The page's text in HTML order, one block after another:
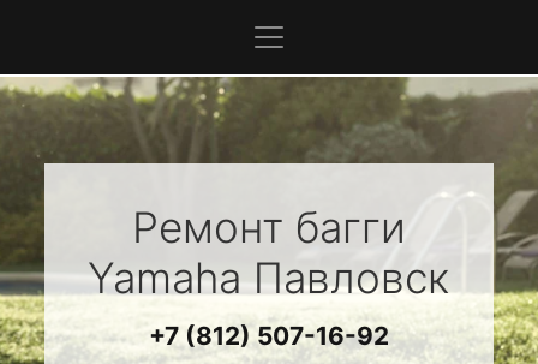
Ремонт багги
YamahaПавловск
+7 (812) 507-16-92